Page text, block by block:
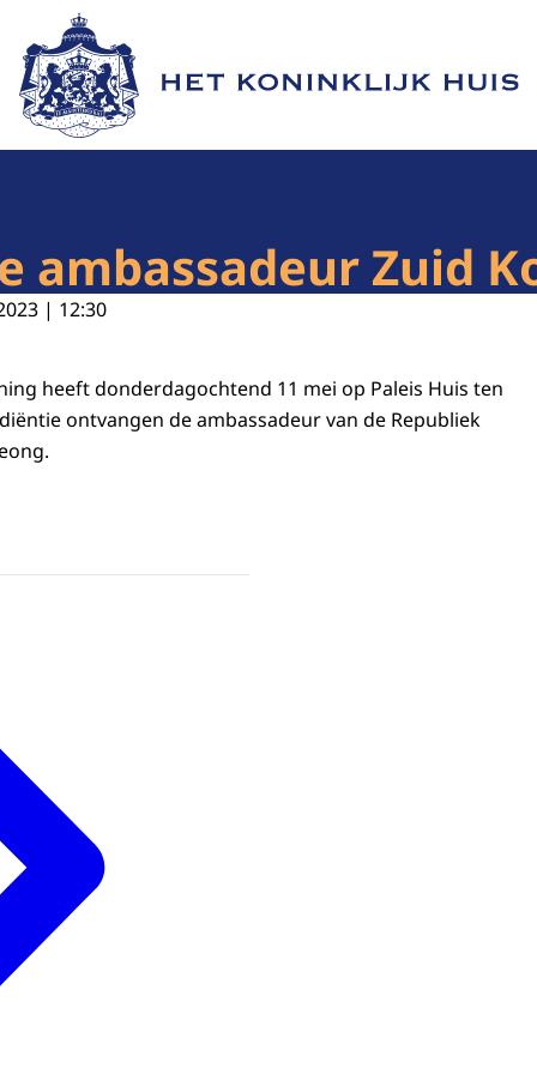
Naar de homepage van Het Koninklijk Huis
ambassadeur Zuid
| 12:30
heeft donderdagochtend 11 mei op Paleis Huis ten
ontvangen de ambassadeur van de Republiek